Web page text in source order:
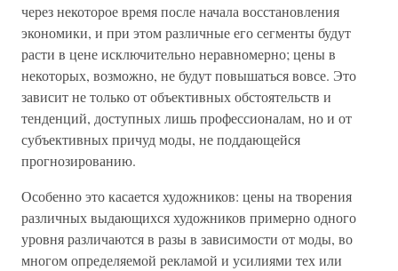
через некоторое время после начала восстановления
экономики, и при этом различные его сегменты будут
расти в цене исключительно неравномерно; цены в
некоторых, возможно, не будут повышаться вовсе. Это
зависит не только от объективных обстоятельств и
тенденций, доступных лишь профессионалам, но и от
субъективных причуд моды, не поддающейся
прогнозированию.
Особенно это касается художников: цены на творения
различных выдающихся художников примерно одного
уровня различаются в разы в зависимости от моды, во
многом определяемой рекламой и усилиями тех или